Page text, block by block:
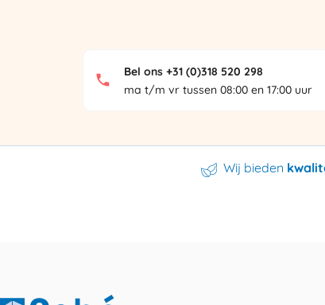
Bel ons +31 (0)318 520 298
ma t/m vr tussen 08:00 en 17:00 uur
Wij bieden